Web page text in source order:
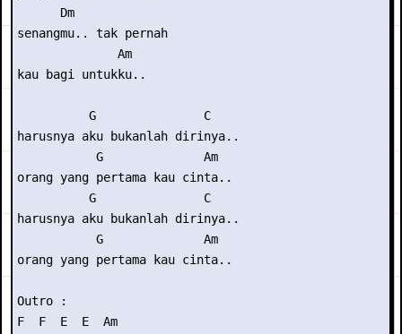
      Dm
senangmu.. tak pernah
              Am
kau bagi untukku..
          G               C
harusnya aku bukanlah dirinya..
           G              Am
orang yang pertama kau cinta..
          G               C
harusnya aku bukanlah dirinya..
           G              Am
orang yang pertama kau cinta..
Outro :